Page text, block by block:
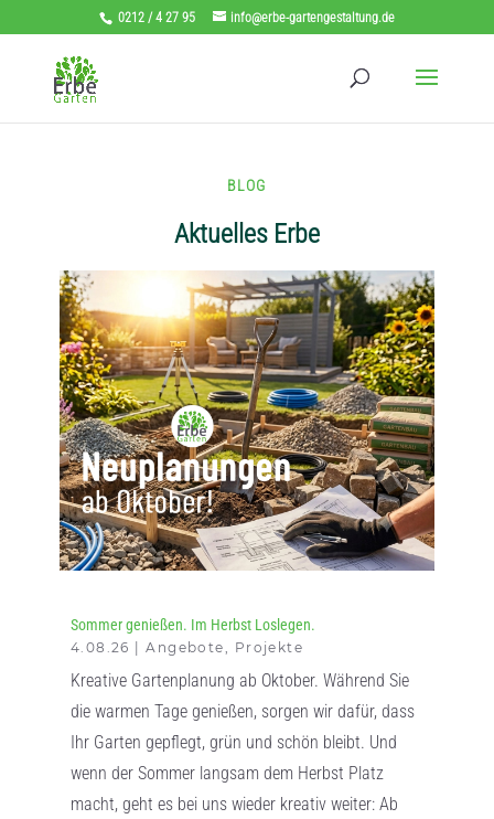
0212 / 4 27 95 info@erbe-gartengestaltung.de
BLOG
Aktuelles Erbe
Sommer genießen. Im Herbst Loslegen.
4.08.26 |Angebote, Projekte
Kreative Gartenplanung ab Oktober. Während Sie
die warmen Tage genießen, sorgen wir dafür, dass
Ihr Garten gepflegt, grün und schön bleibt. Und
wenn der Sommer langsam dem Herbst Platz
macht, geht es bei uns wieder kreativ weiter: Ab